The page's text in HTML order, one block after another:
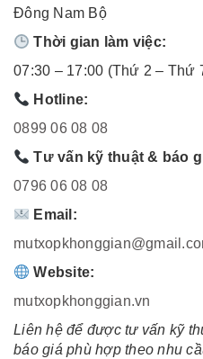
Đông Nam Bộ
Thời gian làm việc:
07:30 – 17:00 (Thứ 2 – Thứ
Hotline:
0899 06 08 08
Tư vấn kỹ thuật & báo
0796 06 08 08
Email:
Website:
mutxopkhonggian.vn
Liên hệ để được tư vấn kỹ
báo giá phù hợp theo nhu